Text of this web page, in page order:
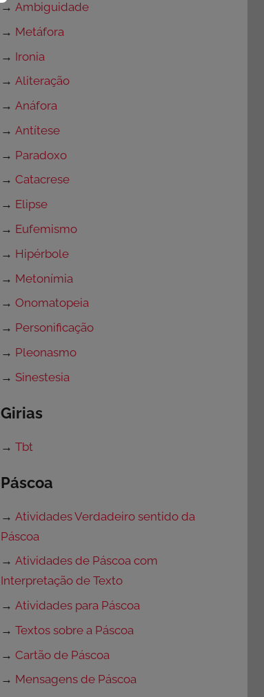
→Ambiguidade
→ Metáfora
→ Ironia
→Aliteração
→Anáfora
→Antítese
→ Paradoxo
→Catacrese
→ Elipse
→ Eufemismo
→ Hipérbole
→ Metonímia
→Onomatopeia
→ Personificação
→ Pleonasmo
→ Sinestesia
Girias
→Tbt
Páscoa
→Atividades Verdadeiro sentido da
Páscoa
→Atividades de Páscoa com
Interpretação de Texto
→Atividades para Páscoa
→Textos sobre a Páscoa
→Cartão de Páscoa
→ Mensagens de Páscoa